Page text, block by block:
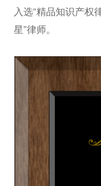
入选“精品知识产权
星”律师。